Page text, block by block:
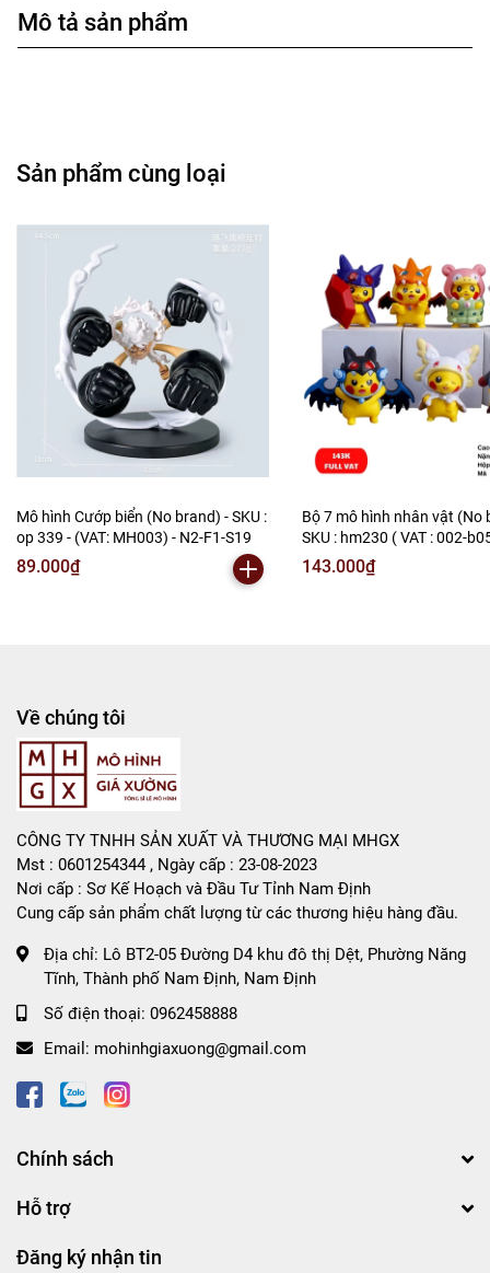
Mô tả sản phẩm
Sản phẩm cùng loại
Mô hình Cướp biển (No brand) - SKU :
op 339 - (VAT: MH003) - N2-F1-S19
89.000₫
Bộ 7 mô hình nhân vật (No
SKU : hm230 ( VAT : 002-
N2-B1-S3
143.000₫
Về chúng tôi
CÔNG TY TNHH SẢN XUẤT VÀ THƯƠNG MẠI MHGX
Mst : 0601254344 , Ngày cấp : 23-08-2023
Nơi cấp : Sơ Kế Hoạch và Đầu Tư Tỉnh Nam Định
Cung cấp sản phẩm chất lượng từ các thương hiệu hàng đầu.
Địa chỉ: Lô BT2-05 Đường D4 khu đô thị Dệt, Phường Năng
Tĩnh, Thành phố Nam Định, Nam Định
Số điện thoại: 0962458888
Email: mohinhgiaxuong@gmail.com
Chính sách
Hỗ trợ
Đăng ký nhận tin